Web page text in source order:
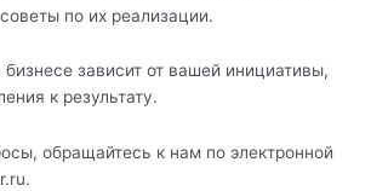
по их реализации.
зависит от вашей инициативы,
к результату.
обращайтесь к нам по электронной